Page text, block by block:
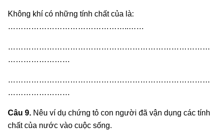
Không khí có những tính chất của là:
………………………………………..……
……………………………………………………………………
……………………
……………………………………………………………………
……………………
Câu 9. Nêu ví dụ chứng tỏ con người đã vận dụng các tính
chất của nước vào cuộc sống.